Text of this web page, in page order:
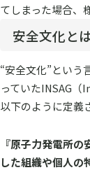
てしまった場合、
安全文化と
“安全文化”という
っていたINSAG
以下のように定義
『原子力発電所
した組織や個人の